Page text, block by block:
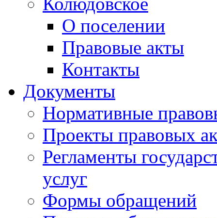
О поселении
Правовые акты
Контакты
Документы
Нормативные
Проекты правовых
Регламенты
услуг
Формы обращений